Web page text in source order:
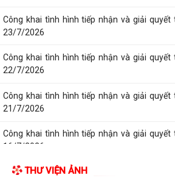
Công khai tình hình tiếp nhận và giải
23/7/2026
Công khai tình hình tiếp nhận và giải
22/7/2026
Công khai tình hình tiếp nhận và giải
21/7/2026
Công khai tình hình tiếp nhận và giải
16/7/2026
Công khai tình hình tiếp nhận và giải quyết
THƯ VIỆN ẢNH